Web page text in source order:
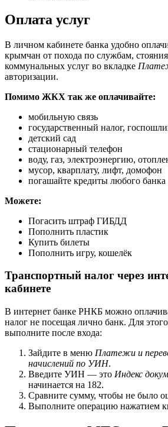
Оплата услуг
В личном кабинете банка удобно
крымчан от похода по службам,
коммунальных услуг во вкладке
авторизации.
Помимо ЖКХ так же оплачивайте:
мобильную связь
государственный налог,
детский сад
стационарный телефон
воду, газ, электроэнергию,
мусор, кварплату, лифт, домофон
погашайте кредиты любого банка
Можете:
Погасить штраф ГИБДД
Пополнить пластик
Купить билеты
Пополнить игру, кошелёк
Транспортный налог через
кабинете
В интернет банке РНКБ можно
налог не посещая лично банк. Для
выполните после входа:
Зайдите в меню Платежи и
начислений по УИН.
Введите УИН — это Индекс
начинается на 182.
Сравните сумму, чтобы не было
Выполните операцию нажатием